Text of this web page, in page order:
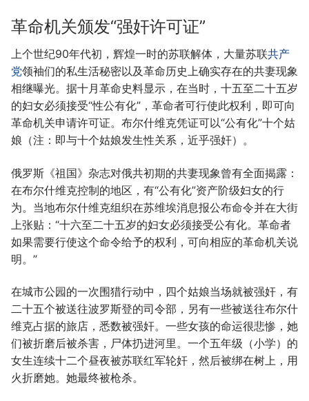
革命机关颁发“强奸许可证”
上个世纪90年代初，辉煌一时的苏联解体，大量苏联共产
党领袖们的私生活秘密以及革命历史上确实存在的共妻现象
相继曝光。据十月革命史料显示，在当时，十五至二十五岁
的妇女必须接受“性公有化”，革命者可行使此权利，即可向
革命机关申请许可证。布尔什维克凭证可以“公有化”十个姑
娘（注：即与十个姑娘发生性关系，近乎强奸）。
俄罗斯《祖国》杂志对俄共初期的共妻现象曾有全面揭露：
在布尔什维克控制的地区，有“公有化”资产阶级妇女的行
为。当地布尔什维克组织在苏维埃消息报公布命令并在大街
上张贴：“十六至二十五岁的妇女必须接受公有化。革命者
如果需要行使这个命令给予的权利，可向相应的革命机关说
明。”
在城市公园的一次围猎行动中，四个姑娘当场就被强奸，有
二十五个被送往波罗斯登的司令部，另有一些被送往布尔什
维克占据的旅店，悉数被强奸。一些女孩的命运很悲惨，她
们被折磨后被杀害，尸体扔进河里。一个五年级（小学）的
女生连续十二个昼夜被苏联红军轮奸，然后被绑在树上，用
火折磨她。她最终被枪杀。